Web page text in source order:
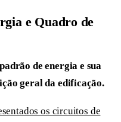
e Quadro de
de energia e sua
geral da edificação.
os circuitos de